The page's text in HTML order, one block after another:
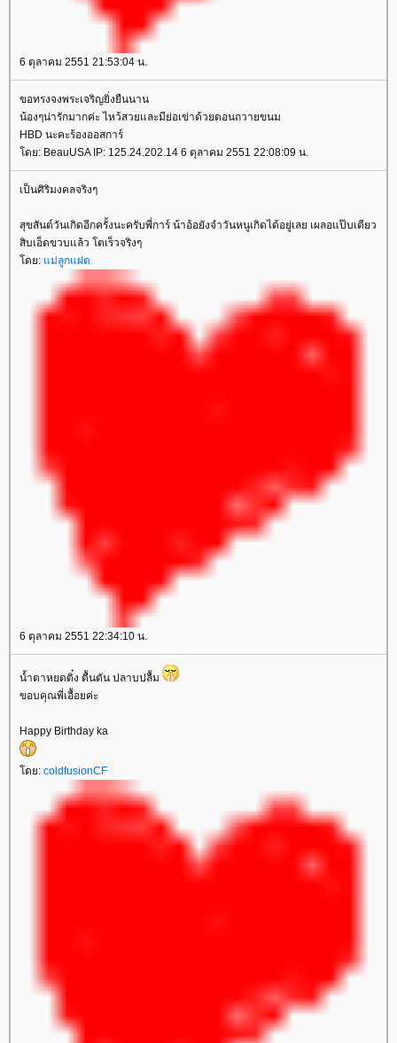
6 ตุลาคม 2551 21:53:04 น.
ขอทรงจงพระเจริญยิ่งยืนนาน
น้องๆน่ารักมากค่ะ ไหว้สวยและมีย่อเข่าด้วยตอนถวายขนม
HBD นะคะร้องออสการ์
โดย: BeauUSA IP: 125.24.202.14 6 ตุลาคม 2551 22:08:09 น.
เป็นศิริมงคลจริงๆ
สุขสันต์วันเกิดอีกครั้งนะครับพี่การ์ น้าอ้อยังจำวันหนูเกิดได้อยู่เลย เผลอแป๊บเดียว
สิบเอ็ดขวบแล้ว โตเร็วจริงๆ
โดย: แม่ลูกแฝด
6 ตุลาคม 2551 22:34:10 น.
น้ำตาหยดติ๋ง ตื้นตัน ปลาบปลื้ม
ขอบคุณพี่เอื้อยค่ะ
Happy Birthday ka
โดย: coldfusionCF